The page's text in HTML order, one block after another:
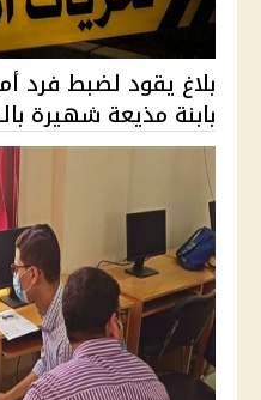
بلاغ يقود لضبط
بابنة مذيعة شهيرة